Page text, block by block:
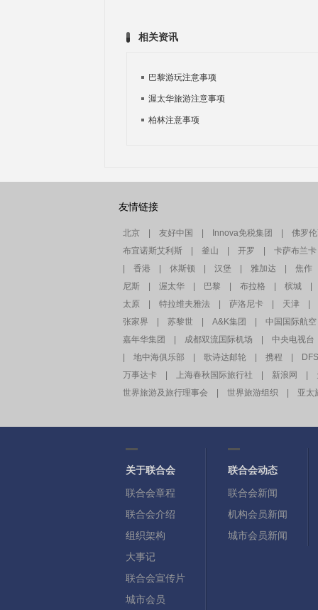
相关资讯
巴黎游玩注意事项
渥太华旅游注意事项
柏林注意事项
友情链接
北京 友好中国 Innova免税集团
佛罗
布宜诺斯艾利斯
釜山 开罗
卡萨布兰卡
香港 休斯顿 汉堡 雅加达
焦作
尼斯
渥太华 巴黎 布拉格 槟城
太原
特拉维夫雅法 萨洛尼卡 天津
张家界
苏黎世 A&K集团
中国国际航空
嘉年华集团
成都双流国际机场
中央电视台
地中海俱乐部 歌诗达邮轮 携程
万事达卡
上海春秋国际旅行社 新浪网
世界旅游及旅行理事会
世界旅游组织 亚太
关于联合会
联合会章程
联合会介绍
组织架构
大事记
联合会宣传片
城市会员
联合会动态
联合会新闻
机构会员新闻
城市会员新闻